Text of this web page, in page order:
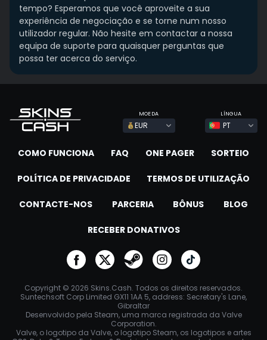
tempo? Esperamos que você aproveite a sua
experiência de negociação e se torne num nosso
utilizador regular. Não hesite em contactar a nossa
equipa de suporte para quaisquer perguntas que
possa ter acerca do serviço.
COMO FUNCIONA FAQ ONE PAGER SORTEIO
POLÍTICA DE PRIVACIDADE TERMOS DE UTILIZAÇÃO
CONTACTE-NOS PARCERIA BÔNUS BLOG
RECEBER DONATIVOS
MOEDA
EUR
LÍNGUA
PT
Copyright © 2026 Skins.Cash. Todos os direitos reservados.
Suntechsoft Corp Limited GX11 1AA 5, address: Secretary's Lane,
Gibraltar
Desenvolvido pela Steam, uma marca registrada da Valve
Corporation.
Valve, o logotipo da Valve, o logotipo Steam, os logotipos e artes
go to facebook
go to twittergo to steamgo to instagram